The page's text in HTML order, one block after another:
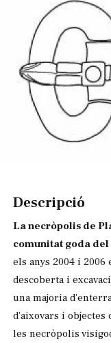
Descripció
La necròpolis de
comunitat goda
els anys 2004 i 2006
descoberta i
una majoria
d'aixovars i objectes
les necròpolis